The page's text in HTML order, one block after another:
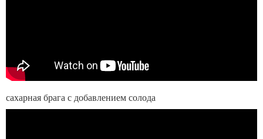
сахарная брага с добавлением солода